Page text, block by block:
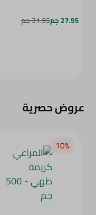
27.95 جم 31.95 جم
عروض حصرية
10‎%‎